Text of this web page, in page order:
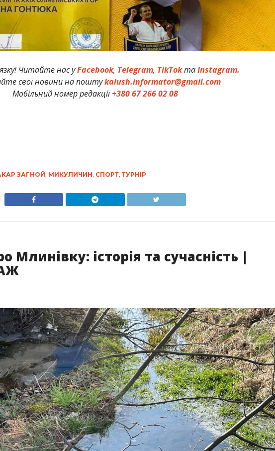
Читайте нас уFacebook, Telegram, TikTokтаInstagram.
свої новини на поштуkalush.informator@gmail.com
Мобільний номер редакції+380 67 266 02 08
ЗАГНОЙ, МИКУЛИЧИН, СПОРТ, ТУРНІР
Млинівку: історія та сучасність |